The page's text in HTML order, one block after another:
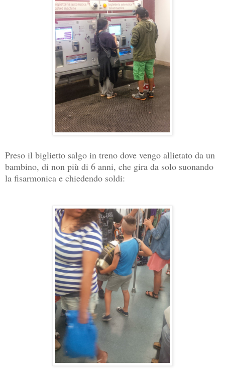
Preso il biglietto salgo in treno dove vengo allietato da un
bambino, di non più di 6 anni, che gira da solo suonando
la fisarmonica e chiedendo soldi: